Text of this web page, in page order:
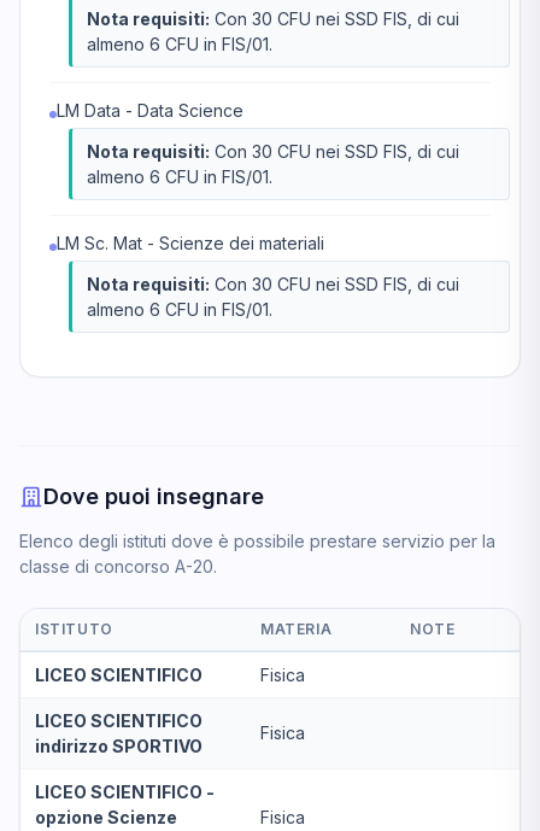
Nota requisiti: Con 30 CFU nei SSD FIS, di cui
almeno 6 CFU in FIS/01.
LM Data - Data Science
Nota requisiti: Con 30 CFU nei SSD FIS, di cui
almeno 6 CFU in FIS/01.
LM Sc. Mat - Scienze dei materiali
Nota requisiti: Con 30 CFU nei SSD FIS, di cui
almeno 6 CFU in FIS/01.
Dove puoi insegnare
Elenco degli istituti dove è possibile prestare servizio per la
classe di concorso A-20.
ISTITUTO MATERIA NOTE
LICEO SCIENTIFICO Fisica
LICEO SCIENTIFICO
indirizzo SPORTIVO
Fisica
LICEO SCIENTIFICO -
opzione Scienze
Fisica